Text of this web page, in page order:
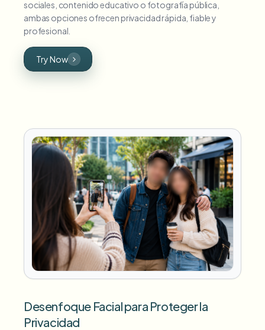
sociales, contenido educativo o fotografía pública,
ambas opciones ofrecen privacidad rápida, fiable y
profesional.
Try Now
Desenfoque Facial para Proteger la
Privacidad